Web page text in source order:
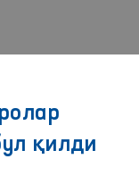
қилди